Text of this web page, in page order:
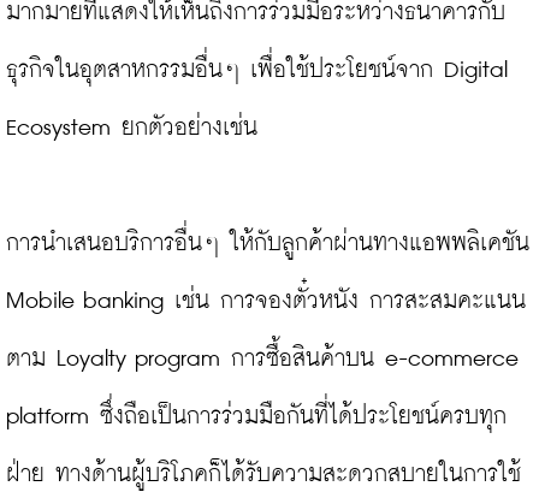
มากมายที่แสดงให้เห็นถึงการร่วมมือระหว่างธนาคารกับ
ธุรกิจในอุตสาหกรรมอื่นๆ เพื่อใช้ประโยชน์จาก Digital
Ecosystem ยกตัวอย่างเช่น
การนำเสนอบริการอื่นๆ ให้กับลูกค้าผ่านทางแอพพลิเคชัน
Mobile banking เช่น การจองตั๋วหนัง การสะสมคะแนน
ตาม Loyalty program การซื้อสินค้าบน e-commerce
platform ซึ่งถือเป็นการร่วมมือกันที่ได้ประโยชน์ครบทุก
ฝ่าย ทางด้านผู้บริโภคก็ได้รับความสะดวกสบายในการใช้